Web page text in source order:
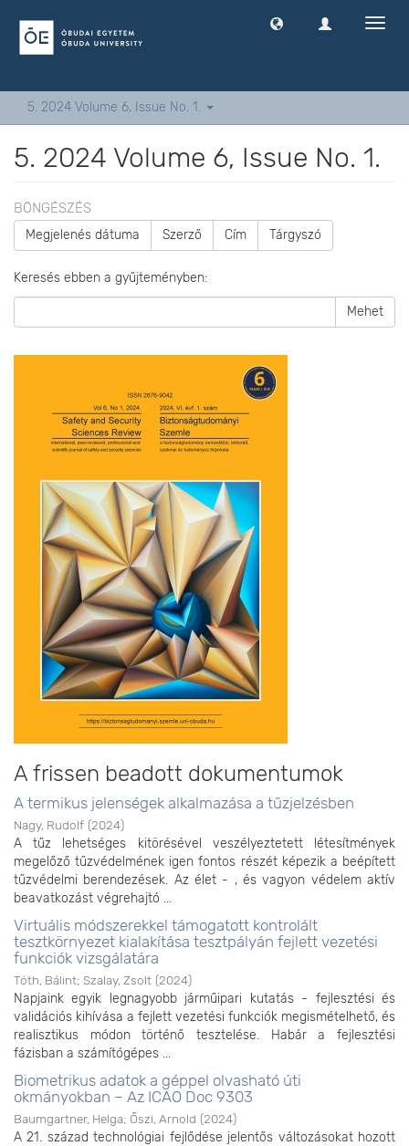
5. 2024 Volume 6, Issue No. 1.
5. 2024 Volume 6, Issue No. 1.
BÖNGÉSZÉS
Megjelenés dátuma Szerző Cím Tárgyszó
Keresés ebben a gyűjteményben:
Mehet
A frissen beadott dokumentumok
A termikus jelenségek alkalmazása a tűzjelzésben
Nagy, Rudolf (2024)
A tűz lehetséges kitörésével veszélyeztetett létesítmények
megelőző tűzvédelmének igen fontos részét képezik a beépített
tűzvédelmi berendezések. Az élet - , és vagyon védelem aktív
beavatkozást végrehajtó ...
Virtuális módszerekkel támogatott kontrolált
tesztkörnyezet kialakítása tesztpályán fejlett vezetési
funkciók vizsgálatára
Tóth, Bálint; Szalay, Zsolt (2024)
Napjaink egyik legnagyobb járműipari kutatás - fejlesztési és
validációs kihívása a fejlett vezetési funkciók megismételhető, és
realisztikus módon történő tesztelése. Habár a fejlesztési
fázisban a számítógépes ...
Biometrikus adatok a géppel olvasható úti
okmányokban – Az ICAO Doc 9303
Baumgartner, Helga; Őszi, Arnold (2024)
A 21. század technológiai fejlődése jelentős változásokat hozott